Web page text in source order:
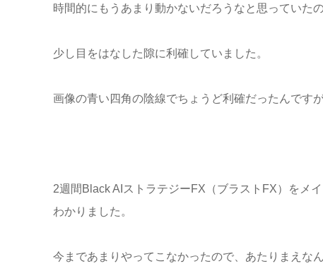
時間的にもうあまり動かないだろうなと思っていた
少し目をはなした隙に利確していました。
画像の青い四角の陰線でちょうど利確だったんで
2週間Black AIストラテジーFX（ブラストFX）をメ
わかりました。
今まであまりやってこなかったので、あたりまえな